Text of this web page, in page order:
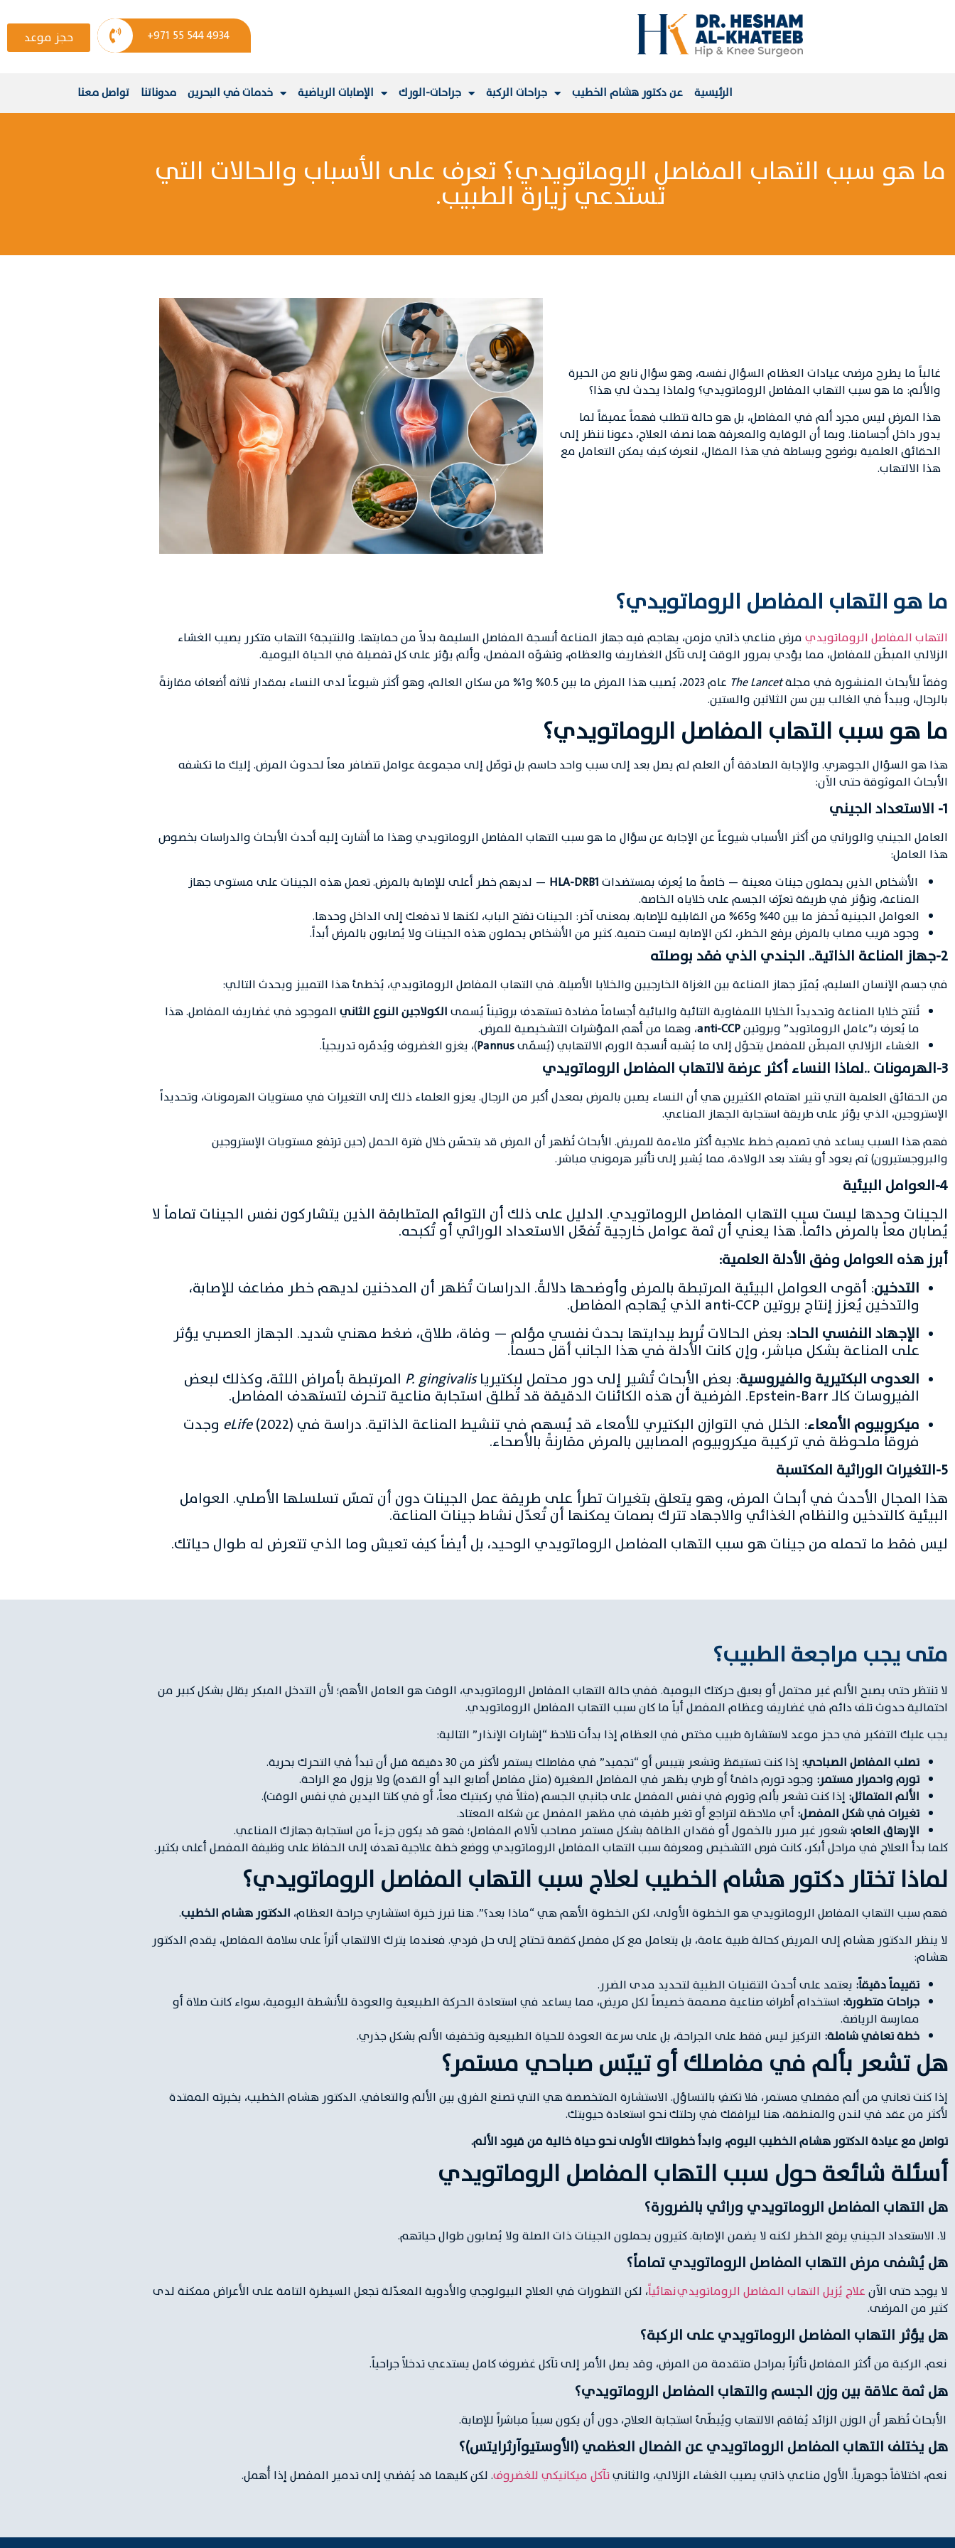
حجز موعد +971 55 544 4934
تواصل معنا مدوناتنا خدمات في البحرين الإصابات الرياضية جراحات-الورك جراحات الركبة عن دكتور هشام الخطيب الرئيسية
ما هو سبب التهاب المفاصل الروماتويدي؟ تعرف على الأسباب والحالات التي
تستدعي زيارة الطبيب.
غالباً ما يطرح مرضى عيادات العظام السؤال نفسه، وهو سؤال نابع من الحيرة
والألم: ما هو سبب التهاب المفاصل الروماتويدي؟ ولماذا يحدث لي هذا؟
هذا المرض ليس مجرد ألم في المفاصل، بل هو حالة تتطلب فهماً عميقاً لما
يدور داخل أجسامنا. وبما أن الوقاية والمعرفة هما نصف العلاج، دعونا ننظر إلى
الحقائق العلمية بوضوح وبساطة في هذا المقال، لنعرف كيف يمكن التعامل مع
هذا الالتهاب.
ما هو التهاب المفاصل الروماتويدي؟
التهاب المفاصل الروماتويديمرض مناعي ذاتي مزمن، يهاجم فيه جهاز المناعة أنسجة المفاصل السليمة بدلاً من حمايتها. والنتيجة؟ التهاب متكرر يصيب الغشاء
الزلالي المبطّن للمفاصل، مما يؤدي بمرور الوقت إلى تآكل الغضاريف والعظام، وتشوّه المفصل، وألم يؤثر على كل تفصيلة في الحياة اليومية.
وفقاً للأبحاث المنشورة في مجلةThe Lancet
عام 2023، يُصيب هذا المرض ما بين 0.5% و1% من سكان العالم، وهو أكثر شيوعاً لدى النساء بمقدار ثلاثة أضعاف مقارنةً
بالرجال، ويبدأ في الغالب بين سن الثلاثين والستين.
ما هو سبب التهاب المفاصل الروماتويدي؟
هذا هو السؤال الجوهري. والإجابة الصادقة أن العلم لم يصل بعد إلى سبب واحد حاسم بل توصّل إلى مجموعة عوامل تتضافر معاً لحدوث المرض. إليك ما تكشفه
الأبحاث الموثوقة حتى الآن:
1- الاستعداد الجيني
العامل الجيني والوراثي من أكثر الأسباب شيوعاً عن الإجابة عن سؤال ما هو سبب التهاب المفاصل الروماتويدي وهذا ما أشارت إليه أحدث الأبحاث والدراسات بخصوص
هذا العامل:
الأشخاص الذين يحملون جينات معينة — خاصةً ما يُعرف بمستضداتHLA-DRB1 — لديهم خطر أعلى للإصابة بالمرض. تعمل هذه الجينات على مستوى جهاز
المناعة، وتؤثر في طريقة تعرّف الجسم على خلاياه الخاصة.
العوامل الجينية تُحفز ما بين 40% و65% من القابلية للإصابة. بمعنى آخر: الجينات تفتح الباب، لكنها لا تدفعك إلى الداخل وحدها.
وجود قريب مصاب بالمرض يرفع الخطر، لكن الإصابة ليست حتمية. كثير من الأشخاص يحملون هذه الجينات ولا يُصابون بالمرض أبداً.
2-جهاز المناعة الذاتية.. الجندي الذي فقد بوصلته
في جسم الإنسان السليم، يُميّز جهاز المناعة بين الغزاة الخارجيين والخلايا الأصيلة. في التهاب المفاصل الروماتويدي، يُخطئ هذا التمييز ويحدث التالي:
تُنتج خلايا المناعة وتحديداً الخلايا اللمفاوية التائية والبائية أجساماً مضادة تستهدف بروتيناً يُسمىالكولاجين النوع الثانيالموجود في غضاريف المفاصل. هذا
ما يُعرف بـ”عامل الروماتويد” وبروتينanti-CCP، وهما من أهم المؤشرات التشخيصية للمرض.
الغشاء الزلالي المبطّن للمفصل يتحوّل إلى ما يُشبه أنسجة الورم الالتهابي (يُسمّىPannus)، يغزو الغضروف ويُدمّره تدريجياً.
3-الهرمونات ..لماذا النساء أكثر عرضة لالتهاب المفاصل الروماتويدي
من الحقائق العلمية التي تثير اهتمام الكثيرين هي أن النساء يصبن بالمرض بمعدل أكبر من الرجال. يعزو العلماء ذلك إلى التغيرات في مستويات الهرمونات، وتحديداً
الإستروجين، الذي يؤثر على طريقة استجابة الجهاز المناعي.
فهم هذا السبب يساعد في تصميم خطط علاجية أكثر ملاءمة للمريض. الأبحاث تُظهر أن المرض قد يتحسّن خلال فترة الحمل (حين ترتفع مستويات الإستروجين
والبروجستيرون) ثم يعود أو يشتد بعد الولادة، مما يُشير إلى تأثير هرموني مباشر.
4-العوامل البيئية
الجينات وحدها ليست سبب التهاب المفاصل الروماتويدي. الدليل على ذلك أن التوائم المتطابقة الذين يتشاركون نفس الجينات تماماً لا
يُصابان معاً بالمرض دائماً. هذا يعني أن ثمة عوامل خارجية تُفعّل الاستعداد الوراثي أو تُكبحه.
أبرز هذه العوامل وفق الأدلة العلمية:
التدخين: أقوى العوامل البيئية المرتبطة بالمرض وأوضحها دلالةً. الدراسات تُظهر أن المدخنين لديهم خطر مضاعف للإصابة،
والتدخين يُعزز إنتاج بروتين anti-CCP الذي يُهاجم المفاصل.
الإجهاد النفسي الحاد: بعض الحالات تُربط ببدايتها بحدث نفسي مؤلم — وفاة، طلاق، ضغط مهني شديد. الجهاز العصبي يؤثر
على المناعة بشكل مباشر، وإن كانت الأدلة في هذا الجانب أقل حسماً.
العدوى البكتيرية والفيروسية: بعض الأبحاث تُشير إلى دور محتمل لبكتيرياP. gingivalis المرتبطة بأمراض اللثة، وكذلك لبعض
الفيروسات كالـ Epstein-Barr. الفرضية أن هذه الكائنات الدقيقة قد تُطلق استجابة مناعية تنحرف لتستهدف المفاصل.
ميكروبيوم الأمعاء: الخلل في التوازن البكتيري للأمعاء قد يُسهم في تنشيط المناعة الذاتية. دراسة في eLife (2022) وجدت
فروقاً ملحوظة في تركيبة ميكروبيوم المصابين بالمرض مقارنةً بالأصحاء.
5-التغيرات الوراثية المكتسبة
هذا المجال الأحدث في أبحاث المرض، وهو يتعلق بتغيرات تطرأ على طريقة عمل الجينات دون أن تمسّ تسلسلها الأصلي. العوامل
البيئية كالتدخين والنظام الغذائي والاجهاد تترك بصمات يمكنها أن تُعدّل نشاط جينات المناعة.
ليس فقط ما تحمله من جينات هو سبب التهاب المفاصل الروماتويدي الوحيد، بل أيضاً كيف تعيش وما الذي تتعرض له طوال حياتك.
متى يجب مراجعة الطبيب؟
لا تنتظر حتى يصبح الألم غير محتمل أو يعيق حركتك اليومية. ففي حالة التهاب المفاصل الروماتويدي، الوقت هو العامل الأهم؛ لأن التدخل المبكر يقلل بشكل كبير من
احتمالية حدوث تلف دائم في غضاريف وعظام المفصل أياً ما كان سبب التهاب المفاصل الروماتويدي.
يجب عليك التفكير في حجز موعد لاستشارة طبيب مختص في العظام إذا بدأت تلاحظ “إشارات الإنذار” التالية:
تصلب المفاصل الصباحي: إذا كنت تستيقظ وتشعر بتيبس أو “تجميد” في مفاصلك يستمر لأكثر من 30 دقيقة قبل أن تبدأ في التحرك بحرية.
تورم واحمرار مستمر: وجود تورم دافئ أو طري يظهر في المفاصل الصغيرة (مثل مفاصل أصابع اليد أو القدم) ولا يزول مع الراحة.
الألم المتماثل: إذا كنت تشعر بألم وتورم في نفس المفصل على جانبي الجسم (مثلاً في ركبتيك معاً، أو في كلتا اليدين في نفس الوقت).
تغيرات في شكل المفصل:أي ملاحظة لتراجع أو تغير طفيف في مظهر المفصل عن شكله المعتاد.
الإرهاق العام:شعور غير مبرر بالخمول أو فقدان الطاقة بشكل مستمر مصاحب لآلام المفاصل؛ فهو قد يكون جزءاً من استجابة جهازك المناعي.
كلما بدأ العلاج في مراحل أبكر، كانت فرص التشخيص ومعرفة سبب التهاب المفاصل الروماتويدي ووضع خطة علاجية تهدف إلى الحفاظ على وظيفة المفصل أعلى بكثير.
لماذا تختار دكتور هشام الخطيب لعلاج سبب التهاب المفاصل الروماتويدي؟
فهم سبب التهاب المفاصل الروماتويدي هو الخطوة الأولى، لكن الخطوة الأهم هي “ماذا بعد؟”. هنا تبرز خبرة استشاري جراحة العظام، الدكتور هشام الخطيب.
لا ينظر الدكتور هشام إلى المريض كحالة طبية عامة، بل يتعامل مع كل مفصل كقصة تحتاج إلى حل فردي. فعندما يترك الالتهاب أثراً على سلامة المفاصل، يقدم الدكتور
هشام:
تقييماً دقيقاً: يعتمد على أحدث التقنيات الطبية لتحديد مدى الضرر.
جراحات متطورة: استخدام أطراف صناعية مصممة خصيصاً لكل مريض، مما يساعد في استعادة الحركة الطبيعية والعودة للأنشطة اليومية، سواء كانت صلاة أو
ممارسة الرياضة.
خطة تعافي شاملة: التركيز ليس فقط على الجراحة، بل على سرعة العودة للحياة الطبيعية وتخفيف الألم بشكل جذري.
هل تشعر بألم في مفاصلك أو تيبّس صباحي مستمر؟
إذا كنت تعاني من ألم مفصلي مستمر، فلا تكتفِ بالتساؤل. الاستشارة المتخصصة هي التي تصنع الفرق بين الألم والتعافي. الدكتور هشام الخطيب، بخبرته الممتدة
لأكثر من عقد في لندن والمنطقة، هنا ليرافقك في رحلتك نحو استعادة حيويتك.
تواصل مع عيادة الدكتور هشام الخطيب اليوم، وابدأ خطواتك الأولى نحو حياة خالية من قيود الألم.
أسئلة شائعة حول سبب التهاب المفاصل الروماتويدي
هل التهاب المفاصل الروماتويدي وراثي بالضرورة؟
لا. الاستعداد الجيني يرفع الخطر لكنه لا يضمن الإصابة. كثيرون يحملون الجينات ذات الصلة ولا يُصابون طوال حياتهم.
هل يُشفى مرض التهاب المفاصل الروماتويدي تماماً؟
لا يوجد حتى الآنعلاج يُزيل التهاب المفاصل الروماتويدي نهائياً، لكن التطورات في العلاج البيولوجي والأدوية المعدّلة تجعل السيطرة التامة على الأعراض ممكنة لدى
كثير من المرضى.
هل يؤثر التهاب المفاصل الروماتويدي على الركبة؟
نعم. الركبة من أكثر المفاصل تأثراً بمراحل متقدمة من المرض، وقد يصل الأمر إلى تآكل غضروف كامل يستدعي تدخلاً جراحياً.
هل ثمة علاقة بين وزن الجسم والتهاب المفاصل الروماتويدي؟
الأبحاث تُظهر أن الوزن الزائد يُفاقم الالتهاب ويُبطّئ استجابة العلاج، دون أن يكون سبباً مباشراً للإصابة.
هل يختلف التهاب المفاصل الروماتويدي عن الفصال العظمي (الأوستيوآرثرايتس)؟
نعم، اختلافاً جوهرياً. الأول مناعي ذاتي يصيب الغشاء الزلالي، والثانيتآكل ميكانيكي للغضروف. لكن كليهما قد يُفضي إلى تدمير المفصل إذا أُهمل.